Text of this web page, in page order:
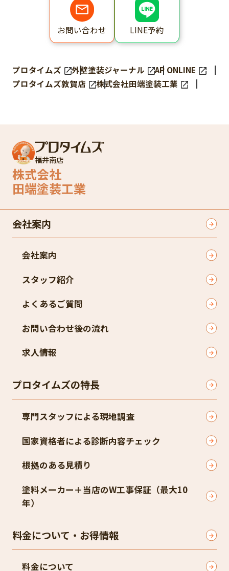
お問い合わせ LINE予約
プロタイムズ 外壁塗装ジャーナル
AP ONLINE
プロタイムズ敦賀店
株式会社田端塗装工業
福井南店
株式会社
田端塗装工業
会社案内
会社案内
スタッフ紹介​
よくあるご質問​
お問い合わせ後の流れ​
求人情報
プロタイムズの特長
専門スタッフによる現地調査​
国家資格者による診断内容チェック​
根拠のある見積り​
塗料メーカー＋当店のW工事保証（最大10
年）​
料金について・お得情報
料金について